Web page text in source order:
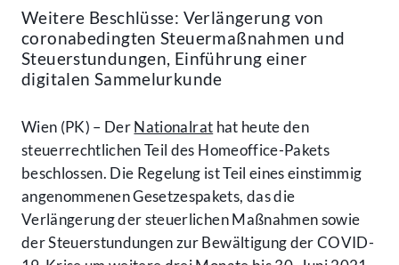
Weitere Beschlüsse: Verlängerung von
coronabedingten Steuermaßnahmen und
Steuerstundungen, Einführung einer
digitalen Sammelurkunde
Wien (PK) – DerNationalrat hat heute den
steuerrechtlichen Teil des Homeoffice-Pakets
beschlossen. Die Regelung ist Teil eines einstimmig
angenommenen Gesetzespakets, das die
Verlängerung der steuerlichen Maßnahmen sowie
der Steuerstundungen zur Bewältigung der COVID-